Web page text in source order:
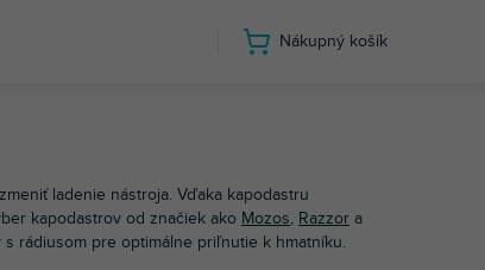
Nákupný košík
ladenie nástroja. Vďaka kapodastru
kapodastrov od značiek ako Mozos, Razzor a
rádiusom pre optimálne priľnutie k hmatníku.